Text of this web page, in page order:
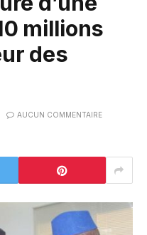
millions
des
AUCUN COMMENTAIRE